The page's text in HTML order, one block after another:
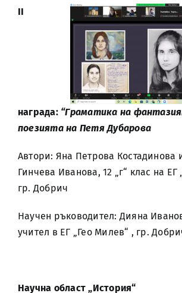
ІІ
награда: “Граматика на
поезията на Петя Дубарова
Автори: Яна Петрова Костадинова
Гинчева Иванова, 12 „г“ клас на ЕГ
гр. Добрич
Научен ръководител: Дияна
учител в ЕГ „Гео Милев“ , гр.
Научна област „История“